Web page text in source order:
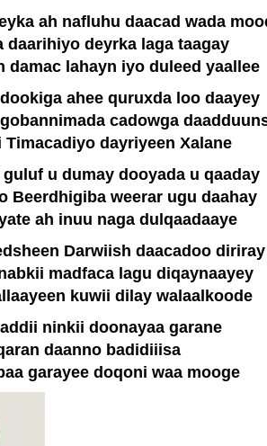
ah nafluhu daacad wada
daarihiyo deyrka laga taagay
damac lahayn iyo duleed yaallee
ahee quruxda loo daayey
cadowga
dayriyeen Xalane
u dumay dooyada u qaaday
Beerdhigiba weerar ugu daahay
ah inuu naga dulqaadaaye
Darwiish daacadoo diriray
madfaca lagu diqaynaayey
kuwii dilay walaalkoode
ninkii doonayaa garane
daanno badidiiisa
garayee doqoni waa mooge